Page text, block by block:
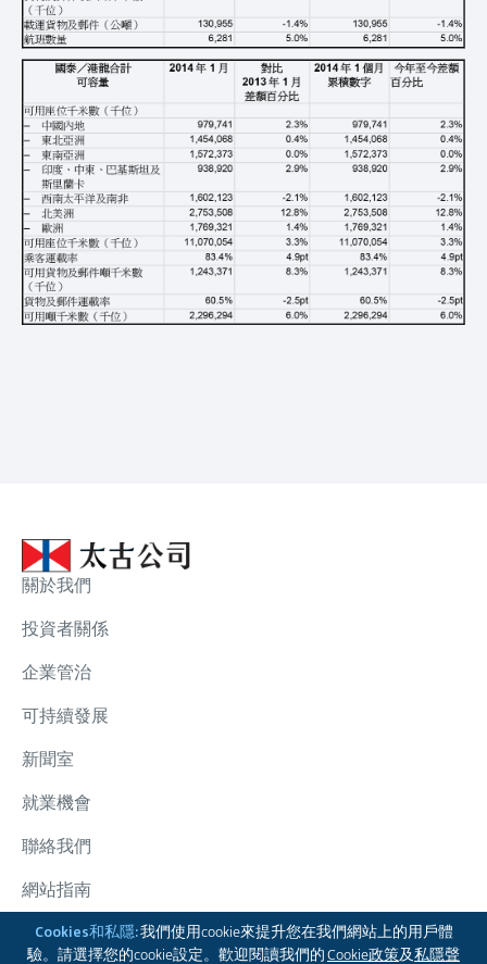
Cookies和私隱:我們使用cookie來提升您在我們網站上的用戶體
驗。請選擇您的cookie設定。歡迎閱讀我們的Cookie政策及私隱聲
關於我們
投資者關係
企業管治
可持續發展
新聞室
就業機會
聯絡我們
網站指南
太古集團